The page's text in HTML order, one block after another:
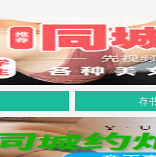
存